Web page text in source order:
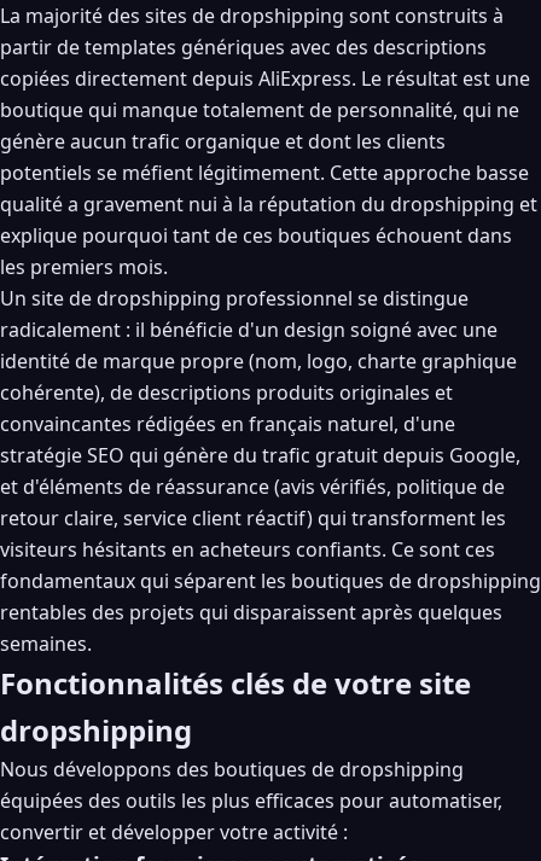
La majorité des sites de dropshipping sont construits à
partir de templates génériques avec des descriptions
copiées directement depuis AliExpress. Le résultat est une
boutique qui manque totalement de personnalité, qui ne
génère aucun trafic organique et dont les clients
potentiels se méfient légitimement. Cette approche basse
qualité a gravement nui à la réputation du dropshipping et
explique pourquoi tant de ces boutiques échouent dans
les premiers mois.
Un site de dropshipping professionnel se distingue
radicalement : il bénéficie d'un design soigné avec une
identité de marque propre (nom, logo, charte graphique
cohérente), de descriptions produits originales et
convaincantes rédigées en français naturel, d'une
stratégie SEO qui génère du trafic gratuit depuis Google,
et d'éléments de réassurance (avis vérifiés, politique de
retour claire, service client réactif) qui transforment les
visiteurs hésitants en acheteurs confiants. Ce sont ces
fondamentaux qui séparent les boutiques de dropshipping
rentables des projets qui disparaissent après quelques
semaines.
Fonctionnalités clés de votre site
dropshipping
Nous développons des boutiques de dropshipping
équipées des outils les plus efficaces pour automatiser,
convertir et développer votre activité :